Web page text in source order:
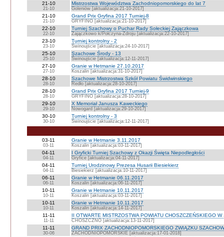
21-10
21-10
Mistrzostwa Województwa Zachodniopomorskiego do lat 7
Goleniów [aktualizacja:21-10-2017]
21-10
21-10
Grand Prix Gryfina 2017 Turniej-8
GRYFINO [aktualizacja:21-10-2017]
22-10
22-10
Turniej Szachowy o Puchar Rady Sołeckiej Zajączkowa
Zajączkowo k/Połczyna-Zdroju [aktualizacja:22-10-2017]
23-10
23-10
Turniej kontrolny - 2
Świnoujście [aktualizacja:24-10-2017]
25-10
25-10
Szachowe Środy - 13
Świnoujście [aktualizacja:12-11-2017]
27-10
27-10
Granie w Hetmanie 27.10.2017
Koszalin [aktualizacja:31-10-2017]
28-10
28-10
Szachowe Mistrzostwa Szkół Powiatu Świdwinskiego
Redło [aktualizacja:28-10-2017]
28-10
28-10
Grand Prix Gryfina 2017 Turniej-9
GRYFINO [aktualizacja:28-10-2017]
29-10
29-10
X Memoriał Janusza Kaweckiego
Nowogard [aktualizacja:29-10-2017]
30-10
30-10
Turniej kontrolny - 3
Świnoujście [aktualizacja:12-11-2017]
03-11
03-11
Granie w Hetmanie 3.11.2017
Koszalin [aktualizacja:03-11-2017]
04-11
04-11
I Gryficki Turniej Szachowy z Okazji Święta Niepodległości
Gryfice [aktualizacja:04-11-2017]
04-11
04-11
Turniej Urodzinowy Prezesa Husarii Biesiekierz
Biesiekierz [aktualizacja:10-11-2017]
06-11
06-11
Granie w Hetmanie 06.11.2017
Koszalin [aktualizacja:06-11-2017]
10-11
10-11
Granie w Hetmanie 10.11.2017
Koszalin [aktualizacja:03-11-2017]
10-11
10-11
Granie w Hetmanie 10.11.2017
Koszalin [aktualizacja:14-11-2017]
11-11
11-11
II OTWARTE MISTRZOSTWA POWIATU CHOSZCZEŃSKIEGO
CHOSZCZNO [aktualizacja:13-11-2017]
11-11
30-06
GRAND PRIX ZACHODNIOPOMORSKIEGO ZWIĄZKU
ZACHODNIOPOMORSKIE [aktualizacja:17-01-2018]